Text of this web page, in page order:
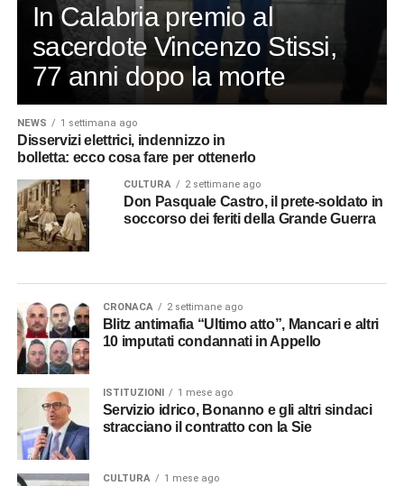
In Calabria premio al
sacerdote Vincenzo Stissi,
77 anni dopo la morte
NEWS 1 settimana ago
Disservizi elettrici, indennizzo in
bolletta: ecco cosa fare per ottenerlo
CULTURA 2 settimane ago
Don Pasquale Castro, il prete-soldato in
soccorso dei feriti della Grande Guerra
CRONACA 2 settimane ago
Blitz antimafia “Ultimo atto”, Mancari e altri
10 imputati condannati in Appello
ISTITUZIONI 1 mese ago
Servizio idrico, Bonanno e gli altri sindaci
stracciano il contratto con la Sie
CULTURA 1 mese ago